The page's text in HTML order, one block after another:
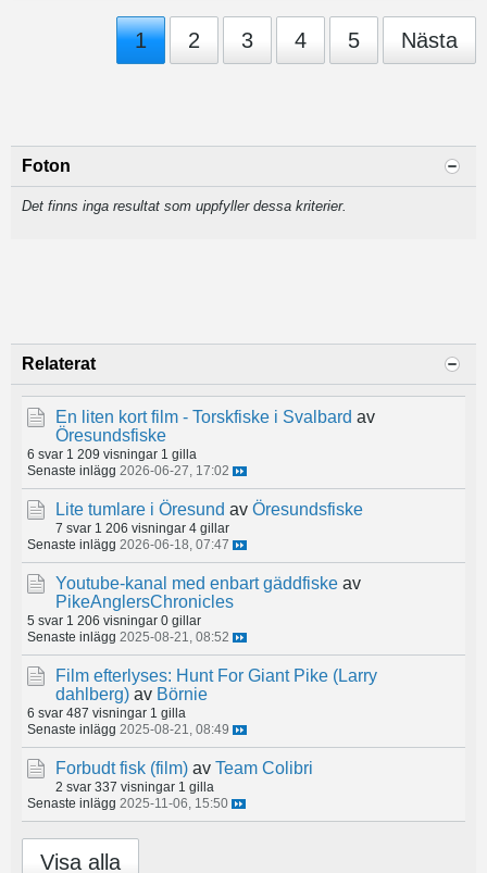
1 2 3 4 5 Nästa
Foton
Det finns inga resultat som uppfyller dessa kriterier.
Relaterat
En liten kort film - Torskfiske i Svalbard av
Öresundsfiske
6 svar 1 209 visningar 1 gilla
Senaste inlägg 2026-06-27, 17:02
Lite tumlare i Öresund av Öresundsfiske
7 svar 1 206 visningar 4 gillar
Senaste inlägg 2026-06-18, 07:47
Youtube-kanal med enbart gäddfiske av
PikeAnglersChronicles
5 svar 1 206 visningar 0 gillar
Senaste inlägg 2025-08-21, 08:52
Film efterlyses: Hunt For Giant Pike (Larry
dahlberg) av Börnie
6 svar 487 visningar 1 gilla
Senaste inlägg 2025-08-21, 08:49
Forbudt fisk (film) av Team Colibri
2 svar 337 visningar 1 gilla
Senaste inlägg 2025-11-06, 15:50
Visa alla